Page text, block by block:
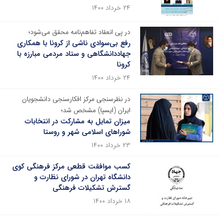
۲۴ خرداد ۱۴۰۰
در پی انعقاد تفاهم‌نامه محقق می‌شود؛
رفع بی‌سوادی ناشی از کرونا با همکاری
جهاددانشگاهی و ستاد مردمی مبارزه با
کرونا
۲۴ خرداد ۱۴۰۰
در نظرسنجی مرکز افکارسنجی دانشجویان
ایران (ایسپا) مشخص شد؛
میزان تمایل به مشارکت در انتخابات
شوراهای اسلامی شهر و روستا
۲۳ خرداد ۱۴۰۰
کسب موافقت قطعی مرکز فرهنگی کوی
دانشگاه تهران در شورای نظارت و
گسترش تشکیلات فرهنگی
۱۸ خرداد ۱۴۰۰